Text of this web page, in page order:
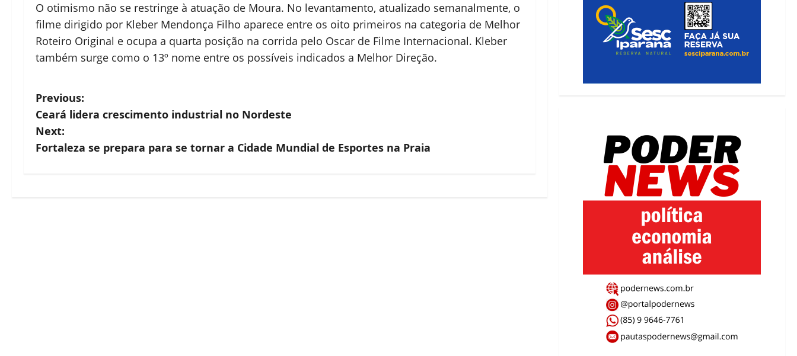
O otimismo não se restringe à atuação de Moura. No levantamento, atualizado semanalmente, o
filme dirigido por Kleber Mendonça Filho aparece entre os oito primeiros na categoria de Melhor
Roteiro Original e ocupa a quarta posição na corrida pelo Oscar de Filme Internacional. Kleber
também surge como o 13º nome entre os possíveis indicados a Melhor Direção.
P
o
s
Previous:
Ceará lidera crescimento industrial no Nordeste
Next:
Fortaleza se prepara para se tornar a Cidade Mundial de Esportes na Praia